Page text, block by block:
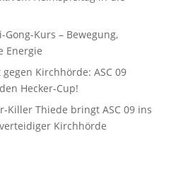
Gong-Kurs – Bewegung,
Energie
Kirchhörde: ASC 09
Hecker-Cup!
Killer Thiede bringt ASC 09 ins
Kirchhörde